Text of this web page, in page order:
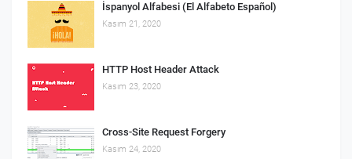
İspanyol Alfabesi (El Alfabeto Español)
Kasım 21, 2020
HTTP Host Header Attack
Kasım 23, 2020
Cross-Site Request Forgery
Kasım 24, 2020